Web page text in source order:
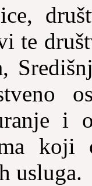
te
i
koji
usluga.